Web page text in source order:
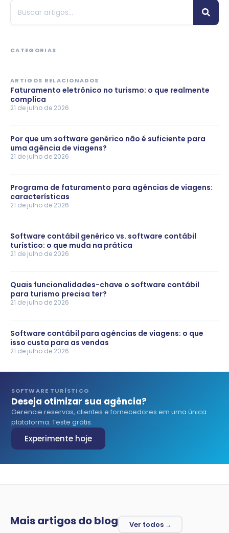
CATEGORIAS
ARTIGOS RELACIONADOS
Faturamento eletrônico no turismo: o que realmente
complica
21 de julho de 2026
Por que um software genérico não é suficiente para
uma agência de viagens?
21 de julho de 2026
Programa de faturamento para agências de viagens:
características
21 de julho de 2026
Software contábil genérico vs. software contábil
turístico: o que muda na prática
21 de julho de 2026
Quais funcionalidades-chave o software contábil
para turismo precisa ter?
21 de julho de 2026
Software contábil para agências de viagens: o que
isso custa para as vendas
21 de julho de 2026
SOFTWARE TURÍSTICO
Deseja otimizar sua agência?
Gerencie reservas, clientes e fornecedores em uma única
plataforma. Teste grátis.
Experimente hoje
Mais artigos do blog Ver todos →